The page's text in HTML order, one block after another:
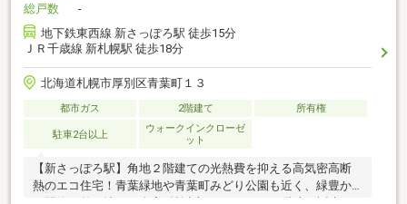
総戸数
-
地下鉄東西線 新さっぽろ駅 徒歩15分
ＪＲ千歳線 新札幌駅 徒歩18分
北海道札幌市厚別区青葉町１３
都市ガス 2階建て 所有権
駐車2台以上
ウォークインクローゼ
ット
【新さっぽろ駅】角地２階建ての光熱費を抑える高気密高断
熱のエコ住宅！青葉緑地や青葉町みどり公園も近く、緑豊か